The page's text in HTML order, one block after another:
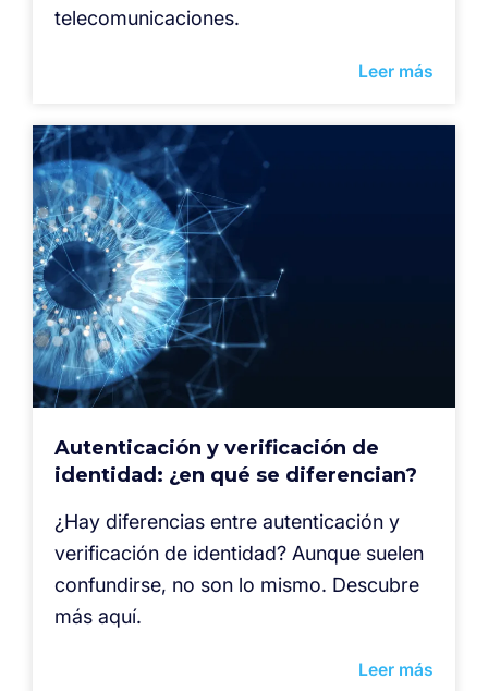
telecomunicaciones.
Leer más
Autenticación y verificación de
identidad: ¿en qué se diferencian?
¿Hay diferencias entre autenticación y
verificación de identidad? Aunque suelen
confundirse, no son lo mismo. Descubre
más aquí.
Leer más